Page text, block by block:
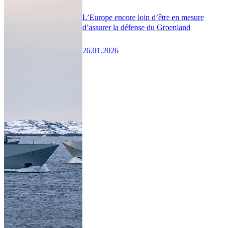
L’Europe encore loin d’être en mesure
d’assurer la défense du Groenland
26.01.2026